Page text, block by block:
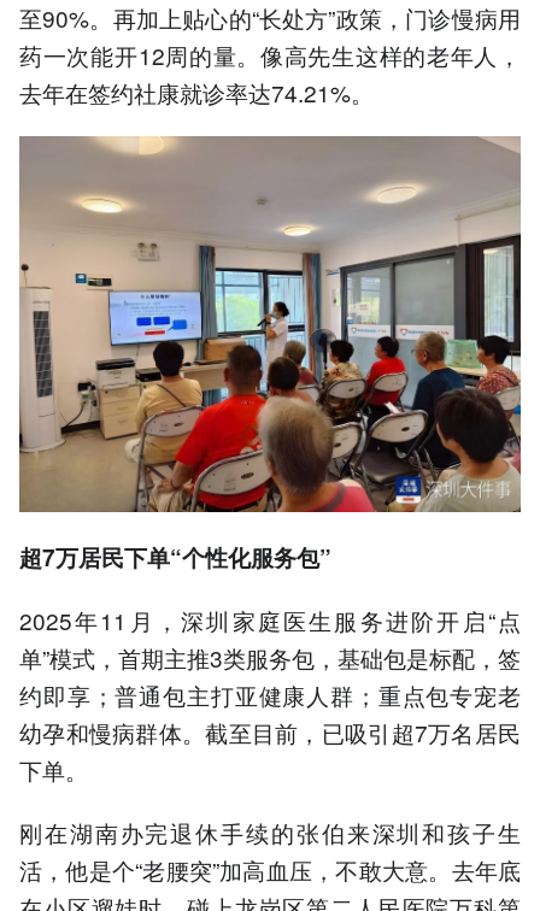
至90%。再加上贴心的“长处方”政策，门诊慢病用
药一次能开12周的量。像高先生这样的老年人，
去年在签约社康就诊率达74.21%。
超7万居民下单“个性化服务包”
2025年11月，深圳家庭医生服务进阶开启“点
单”模式，首期主推3类服务包，基础包是标配，签
约即享；普通包主打亚健康人群；重点包专宠老
幼孕和慢病群体。截至目前，已吸引超7万名居民
下单。
刚在湖南办完退休手续的张伯来深圳和孩子生
活，他是个“老腰突”加高血压，不敢大意。去年底